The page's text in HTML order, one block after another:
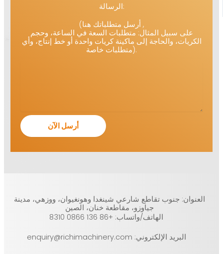
الرسالة:
(أرسل متطلباتك هنا ,
على سبيل المثال: متطلبات السعة في الساعة، وحجم
الكريات، والحاجة إلى ماكينة كريات واحدة أو خط إنتاج، وأي
متطلبات خاصة).
العنوان: جنوب تقاطع شارعي شينغدا وهونغيوان، ووزهي، مدينة
جياوزو، مقاطعة خنان، الصين
الهاتف/واتساب: +86 136 0866 8310
البريد الإلكتروني: enquiry@richimachinery.com